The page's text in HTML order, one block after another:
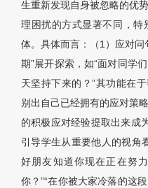
生重新发现自身被忽略的优
理困扰的方式显著不同，
体。具体而言：（1）应对
期”展开探索，如“面对同学
天坚持下来的？”其功能在
别出自己已经拥有的应对策
的积极应对经验提取出来成
引导学生从重要他人的视角
好朋友知道你现在正在努
你？”“在你被大家冷落的这